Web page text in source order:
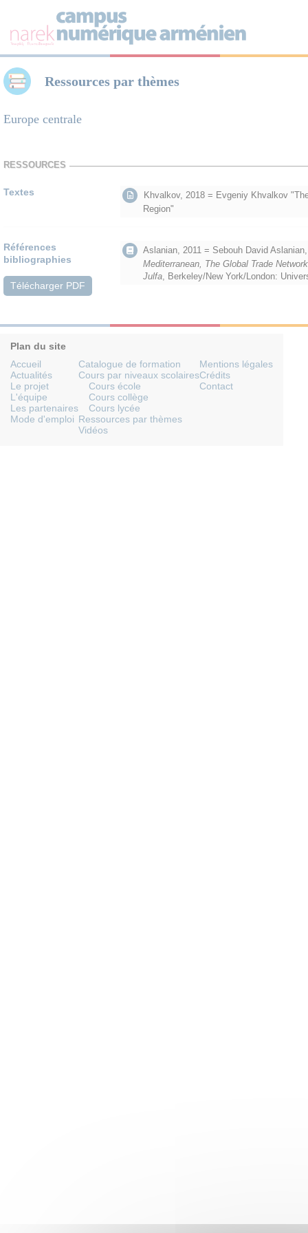
Ressources par thèmes
Europe centrale
RESSOURCES
Textes
Khvalkov, 2018 = Evgeniy Khvalkov
Region"
Références
bibliographies
Télécharger PDF
Aslanian, 2011 = Sebouh David
Mediterranean, The Global Trade
Julfa, Berkeley/New York/London:
Plan du site
Accueil
Actualités
Le projet
L'équipe
Les partenaires
Mode d'emploi
Catalogue de formation
Cours par niveaux scolaires
Cours école
Cours collège
Cours lycée
Ressources par thèmes
Vidéos
Mentions légales
Crédits
Contact